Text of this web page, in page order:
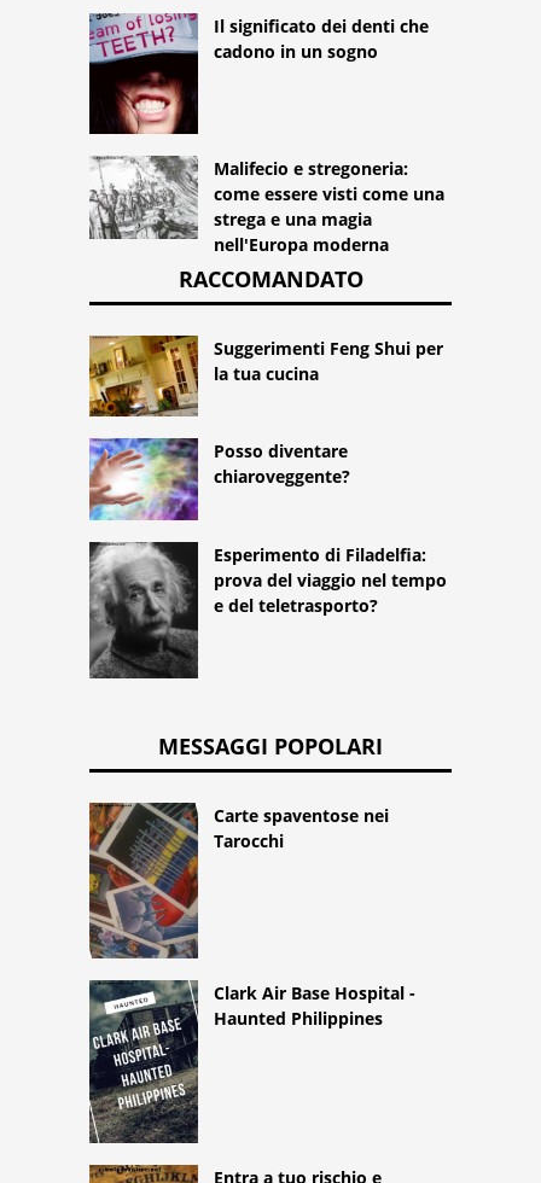
Il significato dei denti che
cadono in un sogno
Malifecio e stregoneria:
come essere visti come una
strega e una magia
nell'Europa moderna
RACCOMANDATO
Suggerimenti Feng Shui per
la tua cucina
Posso diventare
chiaroveggente?
Esperimento di Filadelfia:
prova del viaggio nel tempo
e del teletrasporto?
MESSAGGI POPOLARI
Carte spaventose nei
Tarocchi
Clark Air Base Hospital -
Haunted Philippines
Entra a tuo rischio e